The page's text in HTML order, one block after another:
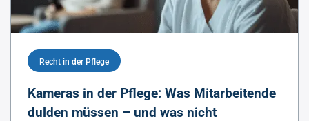
Recht in der Pflege
Kameras in der Pflege: Was Mitarbeitende
dulden müssen – und was nicht